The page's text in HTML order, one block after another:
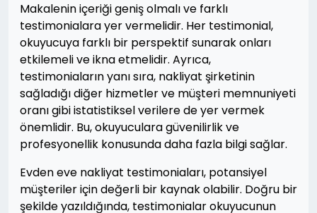
Makalenin içeriği geniş olmalı ve farklı
testimonialara yer vermelidir. Her testimonial,
okuyucuya farklı bir perspektif sunarak onları
etkilemeli ve ikna etmelidir. Ayrıca,
testimoniaların yanı sıra, nakliyat şirketinin
sağladığı diğer hizmetler ve müşteri memnuniyeti
oranı gibi istatistiksel verilere de yer vermek
önemlidir. Bu, okuyuculara güvenilirlik ve
profesyonellik konusunda daha fazla bilgi sağlar.
Evden eve nakliyat testimoniaları, potansiyel
müşteriler için değerli bir kaynak olabilir. Doğru bir
şekilde yazıldığında, testimonialar okuyucunun